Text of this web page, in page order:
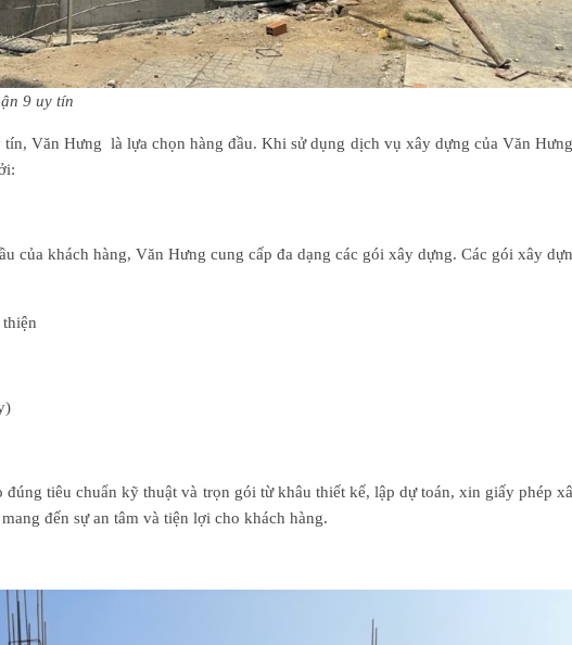
9 uy tín
Văn Hưng là lựa chọn hàng đầu. Khi sử dụng dịch vụ xây dựng của Văn
của khách hàng, Văn Hưng cung cấp đa dạng các gói xây dựng. Các gói xây
tiêu chuẩn kỹ thuật và trọn gói từ khâu thiết kế, lập dự toán, xin giấy phép
đến sự an tâm và tiện lợi cho khách hàng.